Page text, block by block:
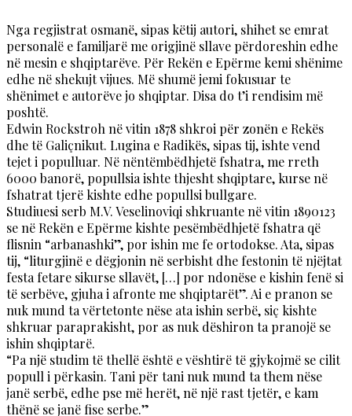
Nga regjistrat osmanë, sipas këtij autori, shihet se emrat
personalë e familjarë me origjinë sllave përdoreshin edhe
në mesin e shqiptarëve. Për Rekën e Epërme kemi shënime
edhe në shekujt vijues. Më shumë jemi fokusuar te
shënimet e autorëve jo shqiptar. Disa do t’i rendisim më
poshtë.
Edwin Rockstroh në vitin 1878 shkroi për zonën e Rekës
dhe të Galiçnikut. Lugina e Radikës, sipas tij, ishte vend
tejet i populluar. Në nëntëmbëdhjetë fshatra, me rreth
6000 banorë, popullsia ishte thjesht shqiptare, kurse në
fshatrat tjerë kishte edhe popullsi bullgare.
Studiuesi serb M.V. Veselinoviqi shkruante në vitin 1890123
se në Rekën e Epërme kishte pesëmbëdhjetë fshatra që
flisnin “arbanashki”, por ishin me fe ortodokse. Ata, sipas
tij, “liturgjinë e dëgjonin në serbisht dhe festonin të njëjtat
festa fetare sikurse sllavët, […] por ndonëse e kishin fenë si
të serbëve, gjuha i afronte me shqiptarët”. Ai e pranon se
nuk mund ta vërtetonte nëse ata ishin serbë, siç kishte
shkruar paraprakisht, por as nuk dëshiron ta pranojë se
ishin shqiptarë.
“Pa një studim të thellë është e vështirë të gjykojmë se cilit
popull i përkasin. Tani për tani nuk mund ta them nëse
janë serbë, edhe pse më herët, në një rast tjetër, e kam
thënë se janë fise serbe.”